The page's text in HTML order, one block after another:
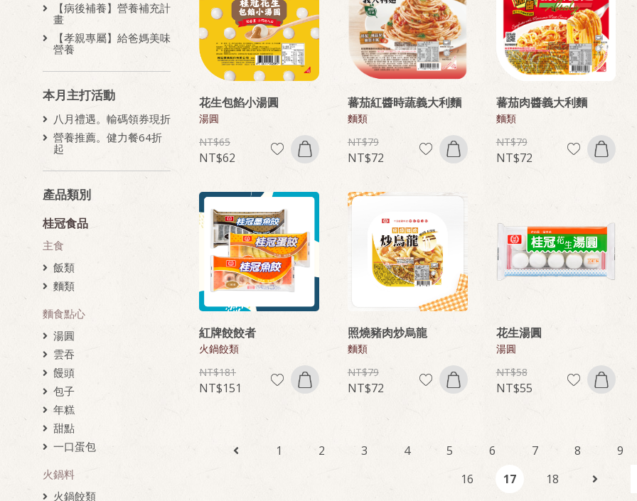
【病後補養】營養補充計
畫
【孝親專屬】給爸媽美味
營養
本月主打活動
八月禮遇。輸碼領券現折
營養推薦。健力餐64折
起
產品類別
桂冠食品
主食
飯類
麵類
麵食點心
湯圓
雲吞
饅頭
包子
年糕
甜點
一口蛋包
火鍋料
火鍋餃類
花生包餡小湯圓
湯圓
65
62
蕃茄紅醬時蔬義大利麵
麵類
79
72
蕃茄肉醬義大利麵
麵類
79
72
紅牌餃餃者
火鍋餃類
181
151
照燒豬肉炒烏龍
麵類
79
72
花生湯圓
湯圓
58
55
1 2 3 4 5 6 7 8
9
16
17 18